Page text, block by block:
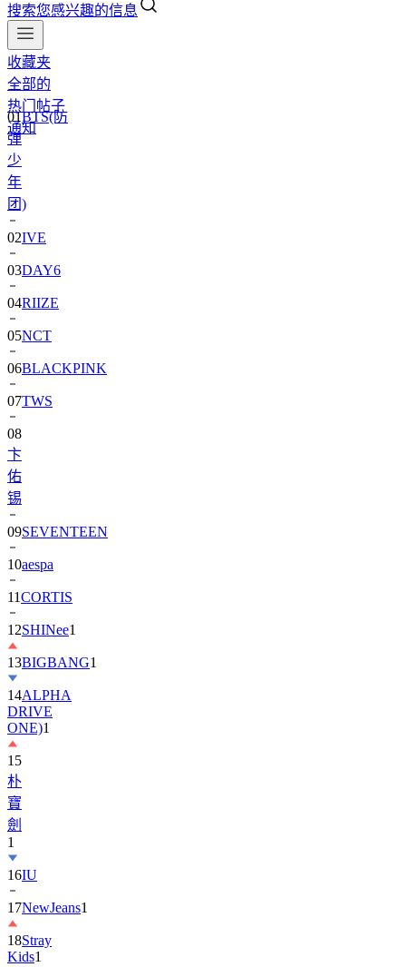
搜索您感兴趣的信息
收藏夹
全部的
热门帖子
通知
01BTS(防
弹
少
年
团)
02IVE
03DAY6
04RIIZE
05NCT
06BLACKPINK
07TWS
08
卞
佑
锡
09SEVENTEEN
10aespa
11CORTIS
12SHINee1
13BIGBANG1
14ALPHA
DRIVE
ONE)1
15
朴
寶
劍
1
16IU
17NewJeans1
18Stray
Kids1